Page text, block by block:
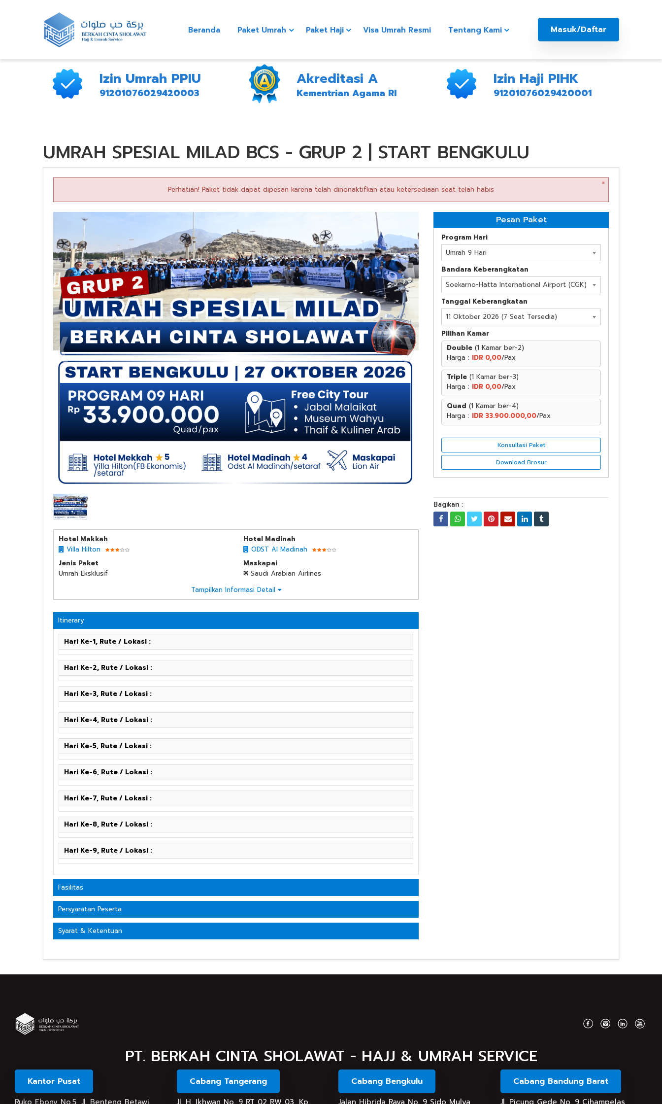
Beranda Paket Umrah Paket Haji Visa Umrah Resmi Tentang Kami Masuk/Daftar
Izin Umrah PPIU
91201076029420003
Akreditasi A
Kementrian Agama RI
Izin Haji PIHK
91201076029420001
UMRAH SPESIAL MILAD BCS - GRUP 2 | START BENGKULU
Perhatian! Paket tidak dapat dipesan karena telah dinonaktifkan atau ketersediaan seat telah habis
×
MILAD BENGKULU 2
Hotel Makkah
Villa Hilton
Hotel Madinah
ODST Al Madinah
Jenis Paket
Umrah Eksklusif
Maskapai
Saudi Arabian Airlines
Tampilkan Informasi Detail
Itinerary
Hari Ke-1, Rute / Lokasi :
Hari Ke-2, Rute / Lokasi :
Hari Ke-3, Rute / Lokasi :
Hari Ke-4, Rute / Lokasi :
Hari Ke-5, Rute / Lokasi :
Hari Ke-6, Rute / Lokasi :
Hari Ke-7, Rute / Lokasi :
Hari Ke-8, Rute / Lokasi :
Hari Ke-9, Rute / Lokasi :
Fasilitas
Persyaratan Peserta
Syarat & Ketentuan
Pesan Paket
Program Hari
Umrah 9 Hari
Bandara Keberangkatan
Soekarno-Hatta International Airport (CGK)
Tanggal Keberangkatan
11 Oktober 2026 (7 Seat Tersedia)
Pilihan Kamar
Double (1 Kamar ber-2)
Harga : IDR 0,00/Pax
Triple (1 Kamar ber-3)
Harga : IDR 0,00/Pax
Quad (1 Kamar ber-4)
Harga : IDR 33.900.000,00/Pax
Konsultasi Paket
Download Brosur
Bagikan :
PT. BERKAH CINTA SHOLAWAT - HAJJ & UMRAH SERVICE
Kantor Pusat Cabang Tangerang Cabang Bengkulu Cabang Bandung Barat